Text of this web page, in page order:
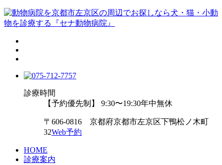
診療時間
【予約優先制】 9:30〜19:30年中無休
〒606-0816 京都府京都市左京区下鴨松ノ木町
32Web予約
HOME
診療案内